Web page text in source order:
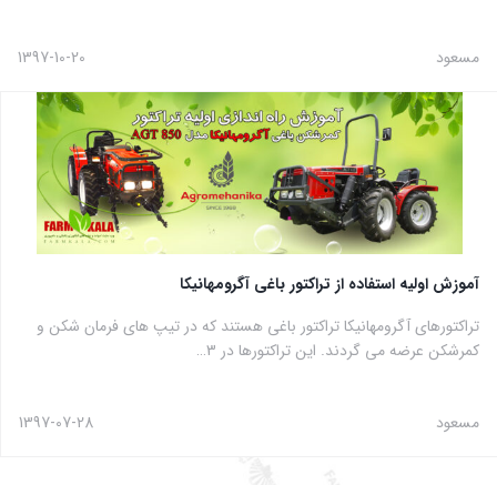
مسعود 1397-10-20
آموزش اولیه استفاده از تراکتور باغی آگرومهانیکا
تراکتورهای آگرومهانیکا تراکتور باغی هستند که در تیپ های فرمان شکن و
کمرشکن عرضه می گردند. این تراکتورها در 3…
مسعود 1397-07-28